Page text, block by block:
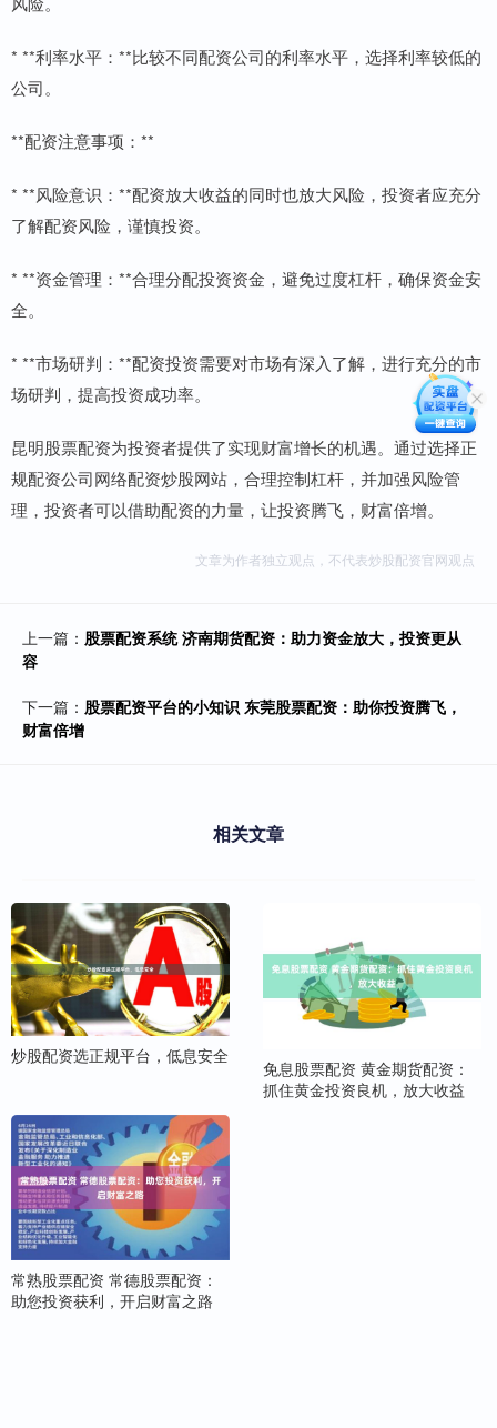
* **利率水平：**比较不同配资公司的利率水平，选择利率较低的
公司。
**配资注意事项：**
* **风险意识：**配资放大收益的同时也放大风险，投资者应充分
了解配资风险，谨慎投资。
* **资金管理：**合理分配投资资金，避免过度杠杆，确保资金安
全。
* **市场研判：**配资投资需要对市场有深入了解，进行充分的市
场研判，提高投资成功率。
昆明股票配资为投资者提供了实现财富增长的机遇。通过选择正
规配资公司网络配资炒股网站，合理控制杠杆，并加强风险管
理，投资者可以借助配资的力量，让投资腾飞，财富倍增。
文章为作者独立观点，不代表炒股配资官网观点
上一篇： 股票配资系统 济南期货配资：助力资金放大，投资更从
容
下一篇： 股票配资平台的小知识 东莞股票配资：助你投资腾飞，
财富倍增
相关文章
炒股配资选正规平台，低息安全
免息股票配资 黄金期货配资：
抓住黄金投资良机，放大收益
常熟股票配资 常德股票配资：
助您投资获利，开启财富之路